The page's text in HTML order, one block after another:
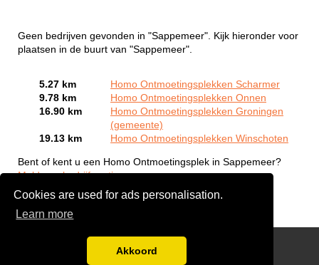
Cookies are used for ads personalisation.
Learn more
Akkoord
Geen bedrijven gevonden in "Sappemeer". Kijk hieronder voor
plaatsen in de buurt van "Sappemeer".
5.27 km
Homo Ontmoetingsplekken Scharmer
9.78 km
Homo Ontmoetingsplekken Onnen
16.90 km
Homo Ontmoetingsplekken Groningen
(gemeente)
19.13 km
Homo Ontmoetingsplekken Winschoten
Bent of kent u een Homo Ontmoetingsplek in Sappemeer?
Meld een bedrijf gratis aan